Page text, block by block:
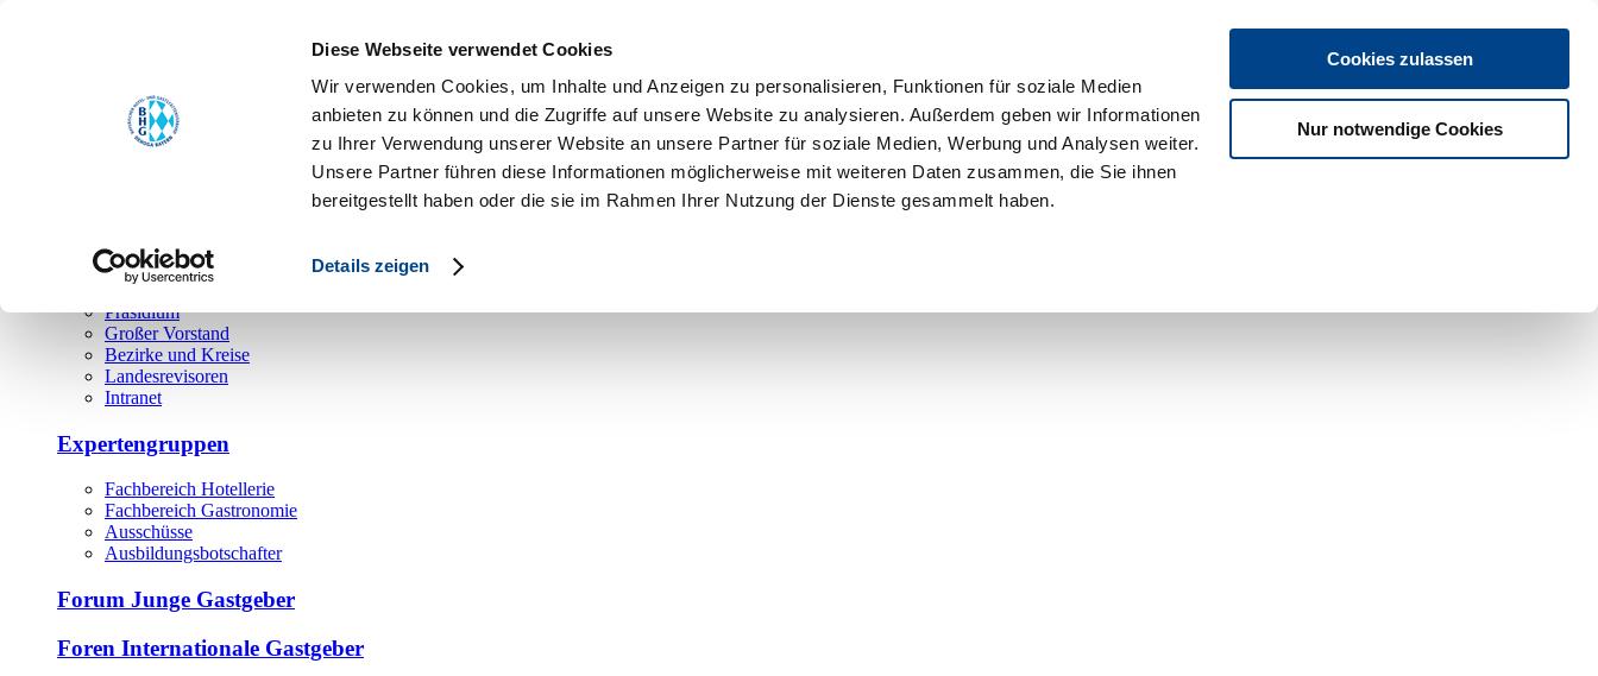
Diese Webseite verwendet Cookies
Wir verwenden Cookies, um Inhalte und Anzeigen zu personalisieren, Funktionen für soziale Medien
anbieten zu können und die Zugriffe auf unsere Website zu analysieren. Außerdem geben wir Informationen
zu Ihrer Verwendung unserer Website an unsere Partner für soziale Medien, Werbung und Analysen weiter.
Unsere Partner führen diese Informationen möglicherweise mit weiteren Daten zusammen, die Sie ihnen
bereitgestellt haben oder die sie im Rahmen Ihrer Nutzung der Dienste gesammelt haben.
Details zeigen
Cookies zulassen
Nur notwendige Cookies
Hauptamt
Bezirks- und Regionalgeschäftsstellen
Ehrenamt
Präsidium
Großer Vorstand
Bezirke und Kreise
Landesrevisoren
Intranet
Expertengruppen
Fachbereich Hotellerie
Fachbereich Gastronomie
Ausschüsse
Ausbildungsbotschafter
Forum Junge Gastgeber
Foren Internationale Gastgeber